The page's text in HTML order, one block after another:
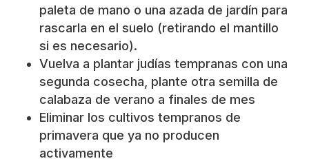
paleta de mano o una azada de jardín para
rascarla en el suelo (retirando el mantillo
si es necesario).
Vuelva a plantar judías tempranas con una
segunda cosecha, plante otra semilla de
calabaza de verano a finales de mes
Eliminar los cultivos tempranos de
primavera que ya no producen
activamente